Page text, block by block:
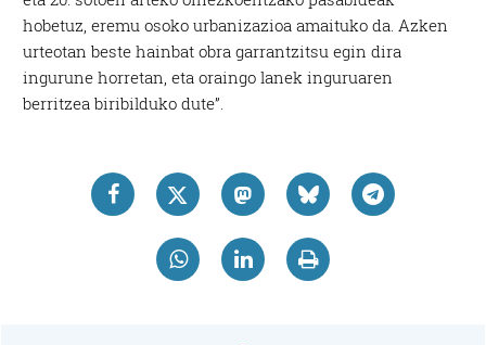
hobetuz, eremu osoko urbanizazioa amaituko da. Azken
urteotan beste hainbat obra garrantzitsu egin dira
ingurune horretan, eta oraingo lanek inguruaren
berritzea biribilduko dute”.